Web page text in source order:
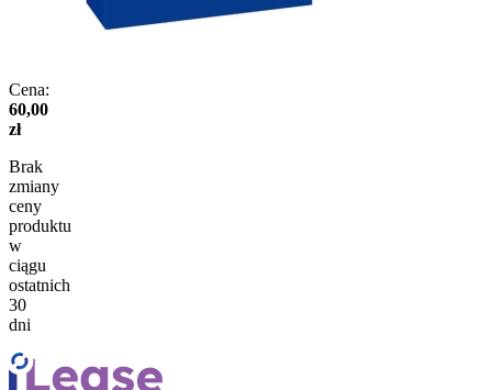
Cena:
60,00
zł
Brak
zmiany
ceny
produktu
w
ciągu
ostatnich
30
dni